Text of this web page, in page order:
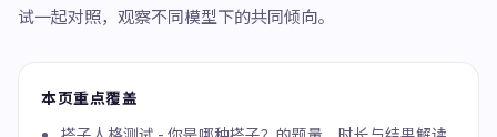
试一起对照，观察不同模型下的共同倾向。
本页重点覆盖